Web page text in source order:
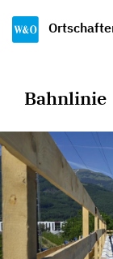
Bahnlinie